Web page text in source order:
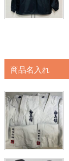
商品名入れ